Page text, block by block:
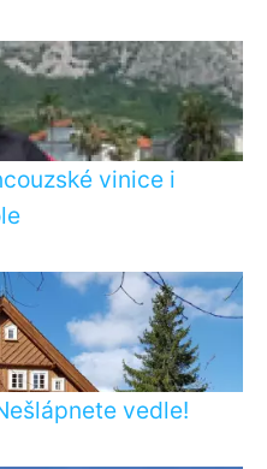
vinice i
vedle!